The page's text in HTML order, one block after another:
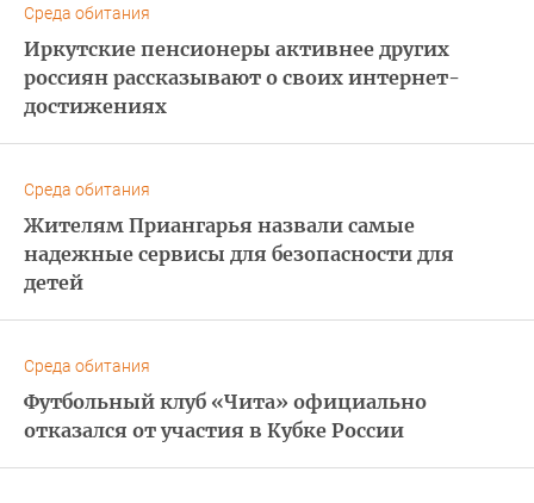
Среда обитания
Иркутские пенсионеры активнее других
россиян рассказывают о своих интернет-
достижениях
Среда обитания
Жителям Приангарья назвали самые
надежные сервисы для безопасности для
детей
Среда обитания
Футбольный клуб «Чита» официально
отказался от участия в Кубке России